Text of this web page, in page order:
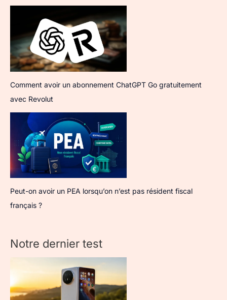
Comment avoir un abonnement ChatGPT Go gratuitement
avec Revolut
Peut-on avoir un PEA lorsqu’on n’est pas résident fiscal
français ?
Notre dernier test